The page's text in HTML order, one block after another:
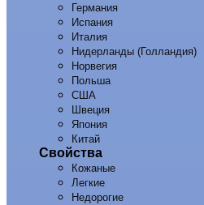
Германия
Испания
Италия
Нидерланды (Голландия)
Норвегия
Польша
США
Швеция
Япония
Китай
Свойства
Кожаные
Легкие
Недорогие